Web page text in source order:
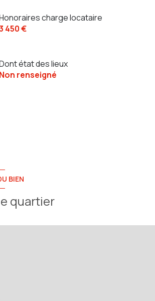
charge locataire
450 €
état des lieux
Non renseigné
BIEN
quartier